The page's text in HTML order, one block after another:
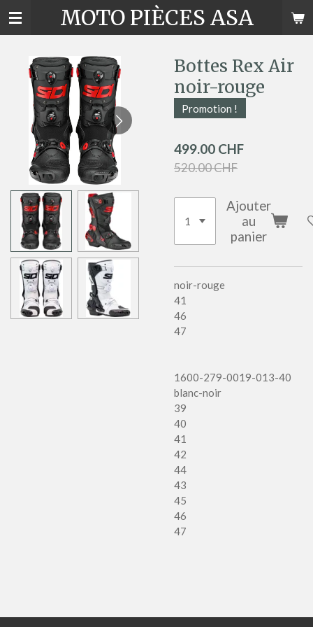
Passer
principal
MOTO PIÈCES ASA
Bottes Rex Air
noir-rouge
Promotion !
499.00 CHF
520.00 CHF
Ajouter
au
panier
noir-rouge
41
46
47
1600-279-0019-013-40
blanc-noir
39
40
41
42
44
43
45
46
47